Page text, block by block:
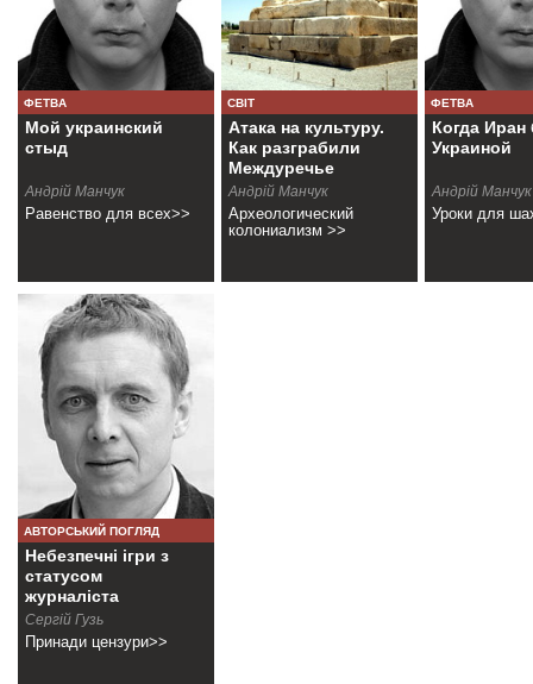
ФЕТВА
Мой украинский
стыд
Андрій Манчук
Равенство для всех>>
СВІТ
Атака на культуру.
Как разграбили
Междуречье
Андрій Манчук
Археологический
колониализм >>
ФЕТВА
Когда
Украиной
Андрій Манчук
Уроки для
АВТОРСЬКИЙ ПОГЛЯД
Небезпечні ігри з
статусом
журналіста
Сергій Гузь
Принади цензури>>